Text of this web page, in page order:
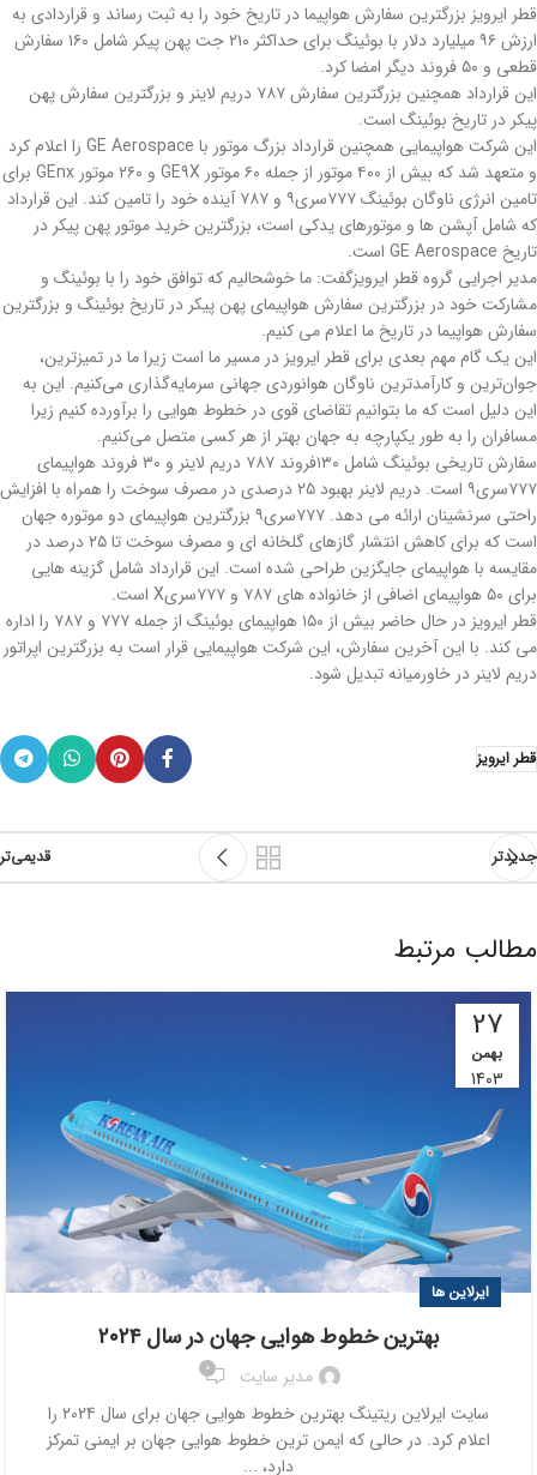
قطر ایرویز بزرگترین سفارش هواپیما در تاریخ خود را به ثبت رساند و قراردادی به
ارزش ۹۶ میلیارد دلار با بوئینگ برای حداکثر ۲۱۰ جت پهن پیکر شامل ۱۶۰ سفارش
قطعی و ۵۰ فروند دیگر امضا کرد.
این قرارداد همچنین بزرگترین سفارش ۷۸۷ دریم لاینر و بزرگترین سفارش پهن
پیکر در تاریخ بوئینگ است.
این شرکت هواپیمایی همچنین قرارداد بزرگ موتور با GE Aerospace را اعلام کرد
و متعهد شد که بیش از ۴۰۰ موتور از جمله ۶۰ موتور GE9X و ۲۶۰ موتور GEnx برای
تامین انرژی ناوگان بوئینگ ۷۷۷سری۹ و ۷۸۷ آینده خود را تامین کند. این قرارداد
که شامل آپشن ها و موتورهای یدکی است، بزرگترین خرید موتور پهن پیکر در
تاریخ GE Aerospace است.
مدیر اجرایی گروه قطر ایرویزگفت: ما خوشحالیم که توافق خود را با بوئینگ و
مشارکت خود در بزرگترین سفارش هواپیمای پهن پیکر در تاریخ بوئینگ و بزرگترین
سفارش هواپیما در تاریخ ما اعلام می کنیم.
این یک گام مهم بعدی برای قطر ایرویز در مسیر ما است زیرا ما در تمیزترین،
جوان‌ترین و کارآمدترین ناوگان هوانوردی جهانی سرمایه‌گذاری می‌کنیم. این به
این دلیل است که ما بتوانیم تقاضای قوی در خطوط هوایی را برآورده کنیم زیرا
مسافران را به طور یکپارچه به جهان بهتر از هر کسی متصل می‌کنیم.
سفارش تاریخی بوئینگ شامل ۱۳۰فروند ۷۸۷ دریم لاینر و ۳۰ فروند هواپیمای
۷۷۷سری۹ است. دریم لاینر بهبود ۲۵ درصدی در مصرف سوخت را همراه با افزایش
راحتی سرنشینان ارائه می دهد. ۷۷۷سری۹ بزرگترین هواپیمای دو موتوره جهان
است که برای کاهش انتشار گازهای گلخانه ای و مصرف سوخت تا ۲۵ درصد در
مقایسه با هواپیمای جایگزین طراحی شده است. این قرارداد شامل گزینه هایی
برای ۵۰ هواپیمای اضافی از خانواده های ۷۸۷ و ۷۷۷سریX است.
قطر ایرویز در حال حاضر بیش از ۱۵۰ هواپیمای بوئینگ از جمله ۷۷۷ و ۷۸۷ را اداره
می کند. با این آخرین سفارش، این شرکت هواپیمایی قرار است به بزرگترین اپراتور
دریم لاینر در خاورمیانه تبدیل شود.
قطر ایرویز
جدیدتر قدیمی‌تر
مطالب مرتبط
27
بهمن
1403
ایرلاین ها
بهترین خطوط هوایی جهان در سال ۲۰۲۴
مدیر سایت 0
سایت ایرلاین ریتینگ بهترین خطوط هوایی جهان برای سال 2024 را
اعلام کرد. در حالی که ایمن ترین خطوط هوایی جهان بر ایمنی تمرکز
دارد، ...